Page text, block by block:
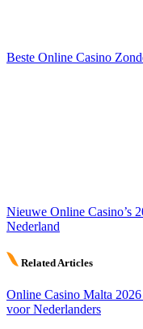
Beste Online Casino
Nieuwe Online Casino’s
Nederland
Related Articles
Online Casino Malta
voor Nederlanders